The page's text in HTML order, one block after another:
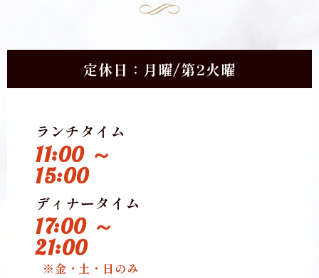
定休日：月曜/第2火曜
ランチタイム
11:00 ～
15:00
ディナータイム
17:00 ～
21:00
※金・土・日のみ